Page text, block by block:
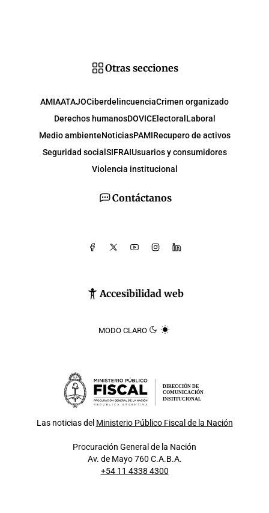
Contáctanos
Accesibilidad web
MODO CLARO
Otras secciones
AMIAATAJOCiberdelincuenciaCrimen organizado
Derechos humanosDOVICElectoral Laboral
Medio ambienteNoticiasPAMIRecupero de activos
Seguridad social SIFRAIUsuarios y consumidores
Violencia institucional
DIRECCIÓN DE
COMUNICACIÓN
INSTITUCIONAL
Las noticias del Ministerio Público Fiscal de la Nación
Procuración General de la Nación
Av. de Mayo 760 C.A.B.A.
+54 11 4338 4300